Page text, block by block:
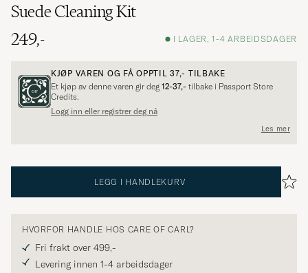
Suede Cleaning Kit
249,-
I LAGER, 1-4 ARBEIDSDAGER
KJØP VAREN OG FÅ OPPTIL37,- TILBAKE
Et kjøp av denne varen gir deg 12-37,- tilbake i Passport Store
Credits.
Logg inn eller registrer deg nå
Les mer
LEGG I HANDLEKURV
HVORFOR HANDLE HOS CARE OF CARL?
Fri frakt over 499,-
Levering innen 1-4 arbeidsdager